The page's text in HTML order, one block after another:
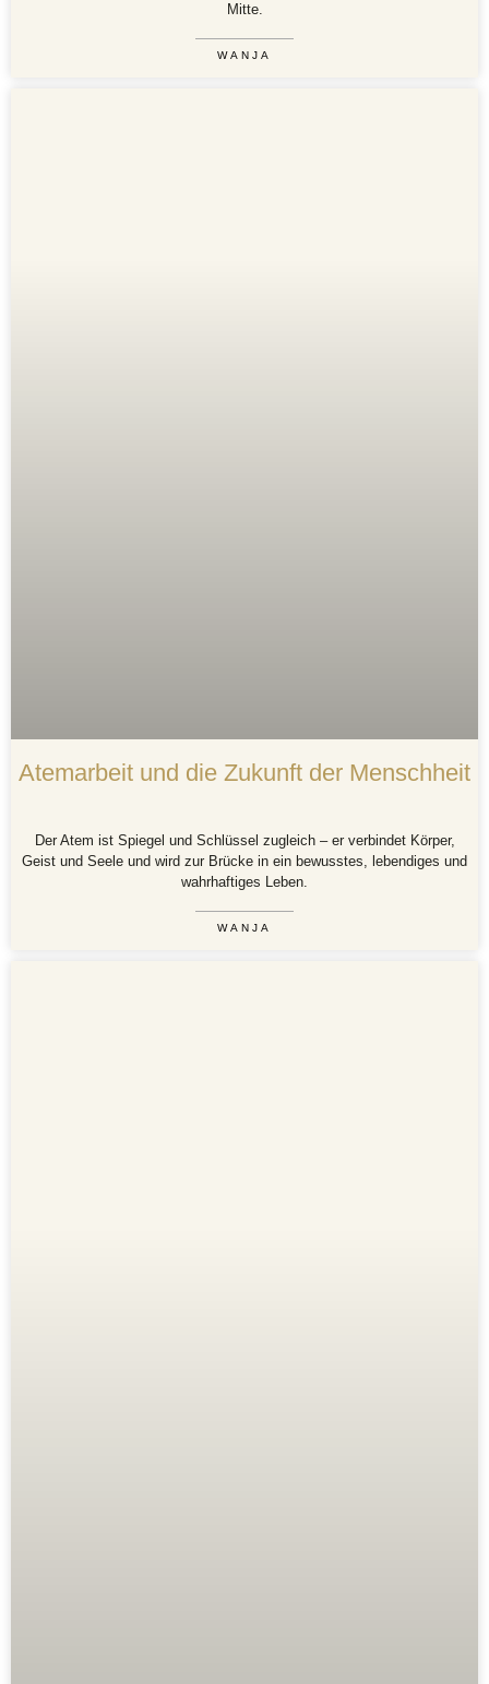
Mitte.
WANJA
Atemarbeit und die Zukunft der Menschheit
Der Atem ist Spiegel und Schlüssel zugleich – er verbindet Körper,
Geist und Seele und wird zur Brücke in ein bewusstes, lebendiges und
wahrhaftiges Leben.
WANJA